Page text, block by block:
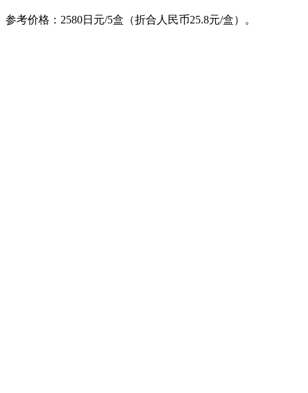
参考价格：2580日元/5盒（折合人民币25.8元/盒）。